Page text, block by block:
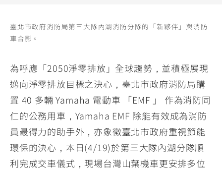
YZF-R15
03
251~549
15
150
AUGUR 150
RS NEO
125
臺北市政府消防局第三大隊內湖消防分隊的「新夥伴」與消防
車合影。
為呼應「2050淨零排放」全球趨勢，並積極展現
邁向淨零排放目標之決心，臺北市政府消防局購
置 40 多輛 Yamaha 電動車 「EMF 」 作為消防同
仁的公務用車，Yamaha EMF 除能有效成為消防
員最得力的助手外，亦象徵臺北市政府重視節能
環保的決心，本日(4/19)於第三大隊內湖分隊順
利完成交車儀式，現場台灣山葉機車更安排多位